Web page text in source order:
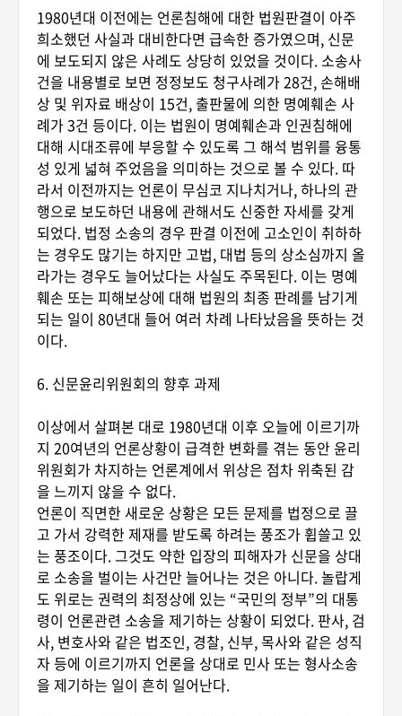
1980년대 이전에는 언론침해에 대한 법원판결이 아주
희소했던 사실과 대비한다면 급속한 증가였으며, 신문
에 보도되지 않은 사례도 상당히 있었을 것이다. 소송사
건을 내용별로 보면 정정보도 청구사례가 28건, 손해배
상 및 위자료 배상이 15건, 출판물에 의한 명예훼손 사
례가 3건 등이다. 이는 법원이 명예훼손과 인권침해에
대해 시대조류에 부응할 수 있도록 그 해석 범위를 융통
성 있게 넓혀 주었음을 의미하는 것으로 볼 수 있다. 따
라서 이전까지는 언론이 무심코 지나치거나, 하나의 관
행으로 보도하던 내용에 관해서도 신중한 자세를 갖게
되었다. 법정 소송의 경우 판결 이전에 고소인이 취하하
는 경우도 많기는 하지만 고법, 대법 등의 상소심까지 올
라가는 경우도 늘어났다는 사실도 주목된다. 이는 명예
훼손 또는 피해보상에 대해 법원의 최종 판례를 남기게
되는 일이 80년대 들어 여러 차례 나타났음을 뜻하는 것
이다.
6. 신문윤리위원회의 향후 과제
이상에서 살펴본 대로 1980년대 이후 오늘에 이르기까
지 20여년의 언론상황이 급격한 변화를 겪는 동안 윤리
위원회가 차지하는 언론계에서 위상은 점차 위축된 감
을 느끼지 않을 수 없다.
언론이 직면한 새로운 상황은 모든 문제를 법정으로 끌
고 가서 강력한 제재를 받도록 하려는 풍조가 휩쓸고 있
는 풍조이다. 그것도 약한 입장의 피해자가 신문을 상대
로 소송을 벌이는 사건만 늘어나는 것은 아니다. 놀랍게
도 위로는 권력의 최정상에 있는 “국민의 정부”의 대통
령이 언론관련 소송을 제기하는 상황이 되었다. 판사, 검
사, 변호사와 같은 법조인, 경찰, 신부, 목사와 같은 성직
자 등에 이르기까지 언론을 상대로 민사 또는 형사소송
을 제기하는 일이 흔히 일어난다.